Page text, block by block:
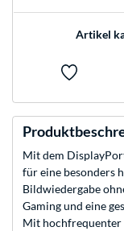
Artikel
Mit dem
für eine besonders
Bildwiedergabe
Gaming und eine
Mit